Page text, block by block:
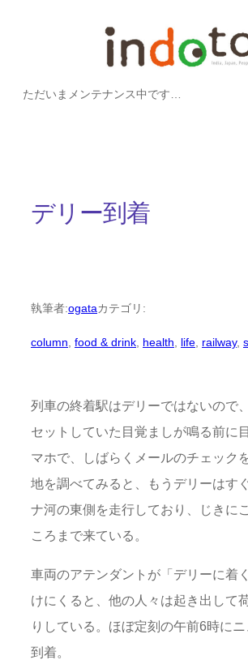
ただいまメンテナンス中です…
デリー到着
執筆者:ogataカテゴリ:
column, food & drink, health, life, railway,
列車の終着駅はデリーではないので
セットしていた目覚ましが鳴る前に
マホで、しばらくメールのチェック
地を調べてみると、もうデリーはす
ナ河の東側を走行しており、じきに
ころまで来ている。
車両のアテンダントが「デリーに着
けにくると、他の人々は起き出して
りしている。ほぼ定刻の午前6時に
到着。